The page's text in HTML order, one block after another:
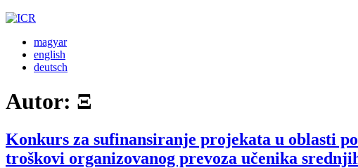
magyar
english
deutsch
Autor: Ξ
Konkurs za sufinansiranje projekata u oblasti
troškovi organizovanog prevoza učenika